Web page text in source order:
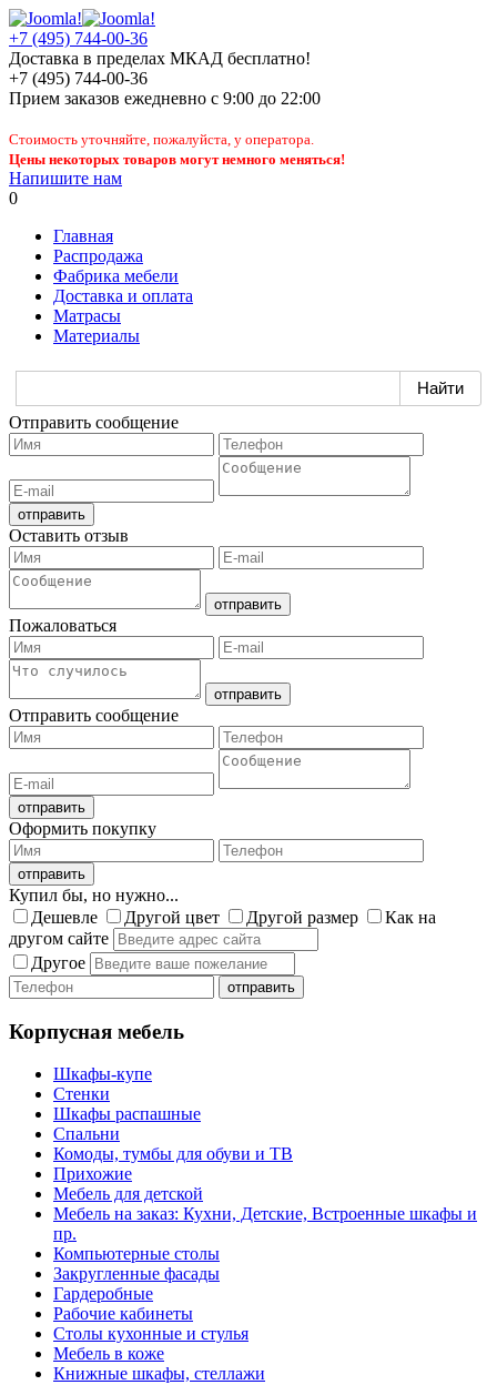
+7 (495) 744-00-36
Доставка в пределах МКАД бесплатно!
+7 (495) 744-00-36
Прием заказов ежедневно с 9:00 до 22:00
Стоимость уточняйте, пожалуйста, у оператора.
Цены некоторых товаров могут немного меняться!
Напишите нам
0
Главная
Распродажа
Фабрика мебели
Доставка и оплата
Матрасы
Материалы
Отправить сообщение
Оставить отзыв
Пожаловаться
Отправить сообщение
Оформить покупку
Купил бы, но нужно...
Дешевле
Другой цвет Другой размер
Как на
другом сайте
Другое
Корпусная мебель
Шкафы-купе
Стенки
Шкафы распашные
Спальни
Комоды, тумбы для обуви и ТВ
Прихожие
Мебель для детской
Мебель на заказ: Кухни, Детские, Встроенные шкафы и
пр.
Компьютерные столы
Закругленные фасады
Гардеробные
Рабочие кабинеты
Столы кухонные и стулья
Мебель в коже
Книжные шкафы, стеллажи